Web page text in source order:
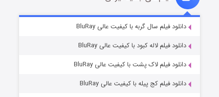
قسمت۷ (زیرنویس) منتشر شد دانلود فیلم سال گربه با کیفیت عالی BluRay
دانلود فیلم لاله کبود با کیفیت عالی BluRay
دانلود فیلم لاک پشت با کیفیت عالی BluRay
دانلود فیلم کج‌ پیله با کیفیت عالی BluRay